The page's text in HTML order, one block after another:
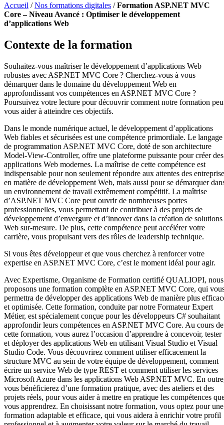
Accueil /Nos formations digitales /Formation ASP.NET MVC
Core – Niveau Avancé : Optimiser le développement
d’applications Web
Contexte de la formation
Souhaitez-vous maîtriser le développement d’applications Web
robustes avec ASP.NET MVC Core ? Cherchez-vous à vous
démarquer dans le domaine du développement Web en
approfondissant vos compétences en ASP.NET MVC Core ?
Poursuivez votre lecture pour découvrir comment notre formation
vous aider à atteindre ces objectifs.
Dans le monde numérique actuel, le développement d’applications
Web fiables et sécurisées est une compétence primordiale. Le langage
de programmation ASP.NET MVC Core, doté de son architecture
Model-View-Controller, offre une plateforme puissante pour créer des
applications Web modernes. La maîtrise de cette compétence est
indispensable pour non seulement répondre aux attentes des
en matière de développement Web, mais aussi pour se démarquer
un environnement de travail extrêmement compétitif. La maîtrise
d’ASP.NET MVC Core peut ouvrir de nombreuses portes
professionnelles, vous permettant de contribuer à des projets de
développement d’envergure et d’innover dans la création de solutions
Web sur-mesure. De plus, cette compétence peut accélérer votre
carrière, vous propulsant vers des rôles de leadership technique.
Si vous êtes développeur et que vous cherchez à renforcer votre
expertise en ASP.NET MVC Core, c’est le moment idéal pour agir.
Avec Expertisme, Organisme de Formation certifié QUALIOPI, nous
proposons une formation complète en ASP.NET MVC Core, qui
permettra de développer des applications Web de manière plus
et optimisée. Cette formation, conduite par notre Formateur Expert
Métier, est spécialement conçue pour les développeurs C# souhaitant
approfondir leurs compétences en ASP.NET MVC Core. Au cours de
cette formation, vous aurez l’occasion d’apprendre à concevoir, tester
et déployer des applications Web en utilisant Visual Studio et Visual
Studio Code. Vous découvrirez comment utiliser efficacement la
structure MVC au sein de votre équipe de développement, comment
écrire un service Web de type REST et comment utiliser les services
Microsoft Azure dans les applications Web ASP.NET MVC. En
vous bénéficierez d’une formation pratique, avec des ateliers et des
projets réels, pour vous aider à mettre en pratique les compétences
vous apprendrez. En choisissant notre formation, vous optez pour une
formation adaptable et efficace, qui vous aidera à enrichir votre profil